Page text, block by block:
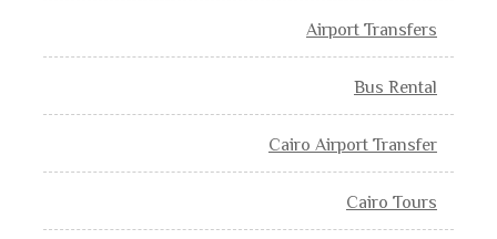
Airport Transfers
Bus Rental
Cairo Airport Transfer
Cairo Tours